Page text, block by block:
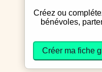
Créez ou complétez votre fiche pour informer
bénévoles,
Créer ma fiche